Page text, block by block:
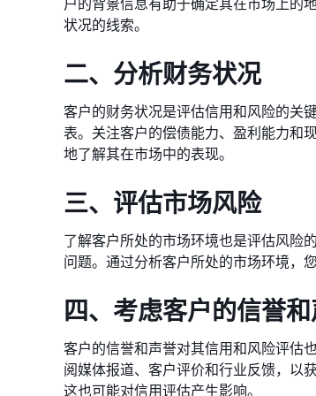
状况的线索。
二、分析财务状况
客户的财务状况是评估信用和风险的关
表。关注客户的偿债能力、盈利能力和
地了解其在市场中的表现。
三、评估市场风险
了解客户所处的市场环境也是评估风险
问题。通过分析客户所处的市场环境，
四、考虑客户的信誉
客户的信誉和声誉对其信用和风险评估
阅媒体报道、客户评价和行业反馈，以
这也可能对信用评估产生影响。